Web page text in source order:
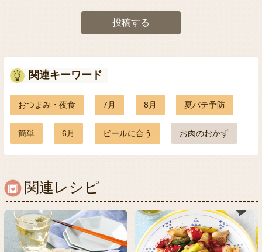
投稿する
関連キーワード
おつまみ・夜食 7月 8月 夏バテ予防
簡単 6月 ビールに合う お肉のおかず
関連レシピ